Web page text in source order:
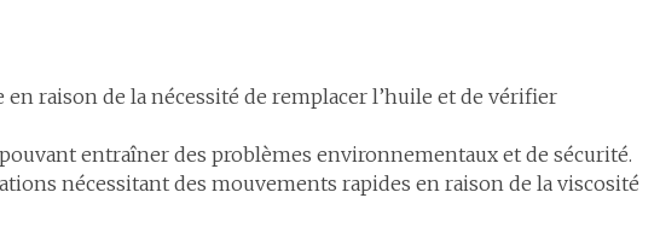
raison de la nécessité de remplacer l’huile et de vérifier
entraîner des problèmes environnementaux et de sécurité.
nécessitant des mouvements rapides en raison de la viscosité